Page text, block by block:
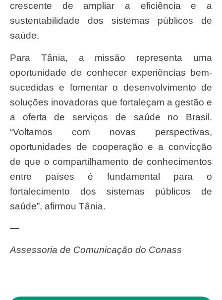
crescente de ampliar a eficiência e a
sustentabilidade dos sistemas públicos de
saúde.
Para Tânia, a missão representa uma
oportunidade de conhecer experiências bem-
sucedidas e fomentar o desenvolvimento de
soluções inovadoras que fortaleçam a gestão e
a oferta de serviços de saúde no Brasil.
“Voltamos com novas perspectivas,
oportunidades de cooperação e a convicção
de que o compartilhamento de conhecimentos
entre países é fundamental para o
fortalecimento dos sistemas públicos de
saúde”, afirmou Tânia.
—
Assessoria de Comunicação do Conass